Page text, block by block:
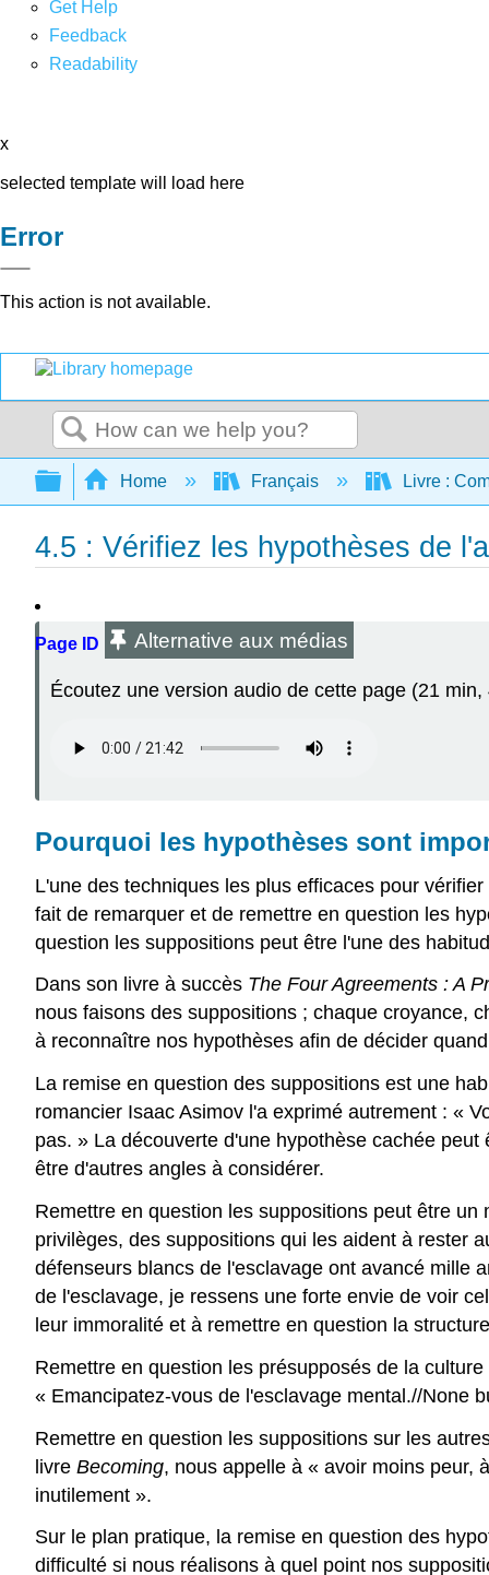
Get Help
Feedback
Readability
x
selected template will load here
Error
This action is not available.
Search
Expand/collapse global hierarchy
Home Français Livre :
4.5 : Vérifiez les hypothèses de
Page ID Alternative aux médias
Écoutez une version audio de cette page (21 min,
Pourquoi les hypothèses sont
L'une des techniques les plus efficaces pour
fait de remarquer et de remettre en question les
question les suppositions peut être l'une des
Dans son livre à succès The Four Agreements : A
nous faisons des suppositions ; chaque croyance,
à reconnaître nos hypothèses afin de décider
La remise en question des suppositions est une
romancier Isaac Asimov l'a exprimé autrement : «
pas. » La découverte d'une hypothèse cachée
être d'autres angles à considérer.
Remettre en question les suppositions peut être
privilèges, des suppositions qui les aident à rester
défenseurs blancs de l'esclavage ont avancé mille
de l'esclavage, je ressens une forte envie de voir
leur immoralité et à remettre en question la
Remettre en question les présupposés de la
« Emancipatez-vous de l'esclavage mental.//None
Remettre en question les suppositions sur les
livre Becoming, nous appelle à « avoir moins peur,
inutilement ».
Sur le plan pratique, la remise en question des
difficulté si nous réalisons à quel point nos